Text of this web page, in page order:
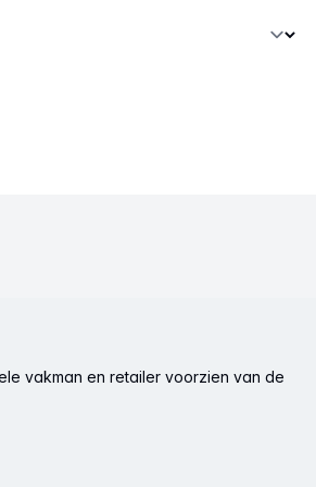
vakman en retailer voorzien van de